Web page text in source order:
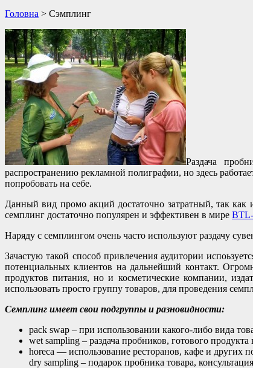
Головна > Сэмплинг
Раздача
распространению рекламной полиграфии, но здесь
попробовать на себе.
Данный вид промо акций достаточно затратный, так
семплинг достаточно популярен и эффективен в мире
Наряду с семплингом очень часто используют раздачу
Зачастую такой способ привлечения аудитории
потенциальных клиентов на дальнейший контакт.
продуктов питания, но и косметические компании,
использовать просто группу товаров, для проведения
Семплинг имеет свои подгруппы и разновидности:
pack swap – при использовании какого-либо вида
wet sampling – раздача пробников, готового
horeca — использование ресторанов, кафе и других
dry sampling – подарок пробника товара,